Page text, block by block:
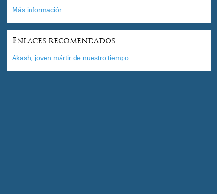
Más información
Enlaces recomendados
Akash, joven mártir de nuestro tiempo